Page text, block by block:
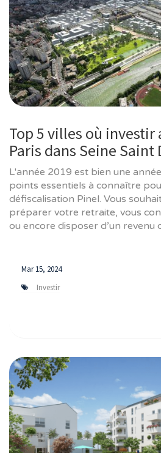
Top 5 villes où investir
Paris dans Seine Saint
L'année 2019 est bien une
points essentiels à connaître
défiscalisation Pinel. Vous
préparer votre retraite, vous
ou encore disposer d’un revenu
Mar 15, 2024
Investir